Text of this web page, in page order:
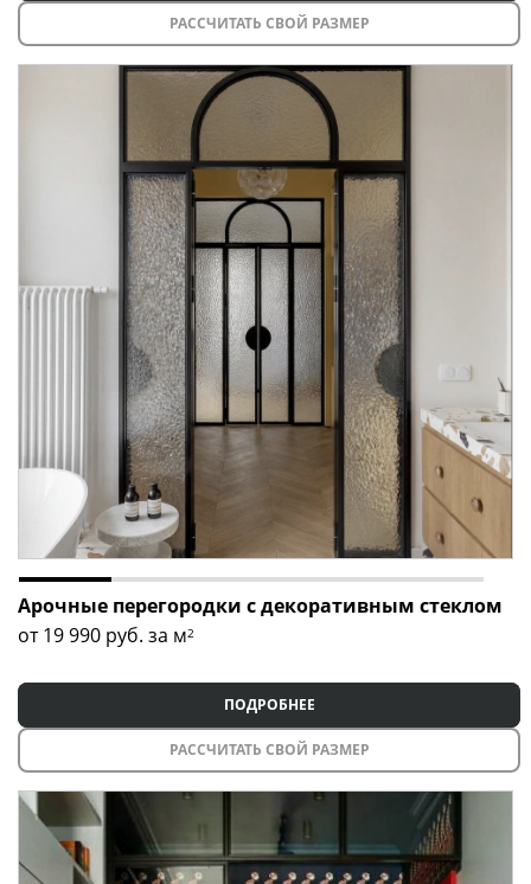
РАССЧИТАТЬ СВОЙ РАЗМЕР
Арочные перегородки с декоративным стеклом
от 19 990 руб. за м2
ПОДРОБНЕЕ
РАССЧИТАТЬ СВОЙ РАЗМЕР